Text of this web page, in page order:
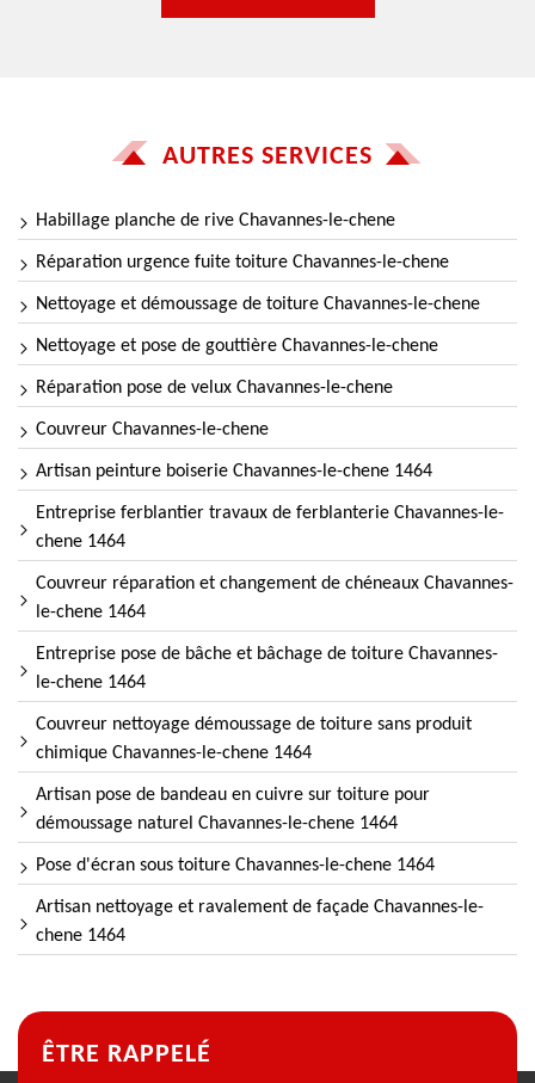
AUTRES SERVICES
Habillage planche de rive Chavannes-le-chene
Réparation urgence fuite toiture Chavannes-le-chene
Nettoyage et démoussage de toiture Chavannes-le-chene
Nettoyage et pose de gouttière Chavannes-le-chene
Réparation pose de velux Chavannes-le-chene
Couvreur Chavannes-le-chene
Artisan peinture boiserie Chavannes-le-chene 1464
Entreprise ferblantier travaux de ferblanterie Chavannes-le-
chene 1464
Couvreur réparation et changement de chéneaux Chavannes-
le-chene 1464
Entreprise pose de bâche et bâchage de toiture Chavannes-
le-chene 1464
Couvreur nettoyage démoussage de toiture sans produit
chimique Chavannes-le-chene 1464
Artisan pose de bandeau en cuivre sur toiture pour
démoussage naturel Chavannes-le-chene 1464
Pose d'écran sous toiture Chavannes-le-chene 1464
Artisan nettoyage et ravalement de façade Chavannes-le-
chene 1464
ÊTRE RAPPELÉ